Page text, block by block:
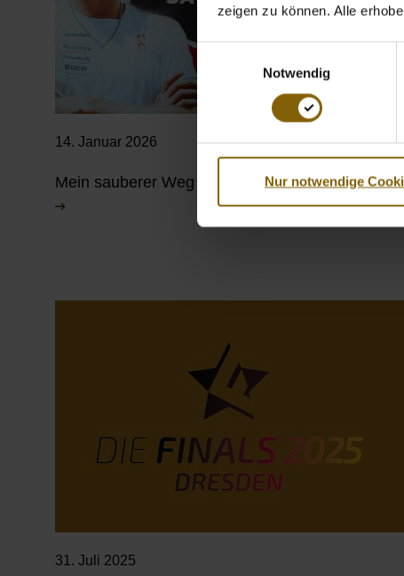
zeigen zu können. Alle
Einwilligungsauswahl
Notwendig
Nur notwendige
14. Januar 2026
Mein sauberer Weg
31. Juli 2025